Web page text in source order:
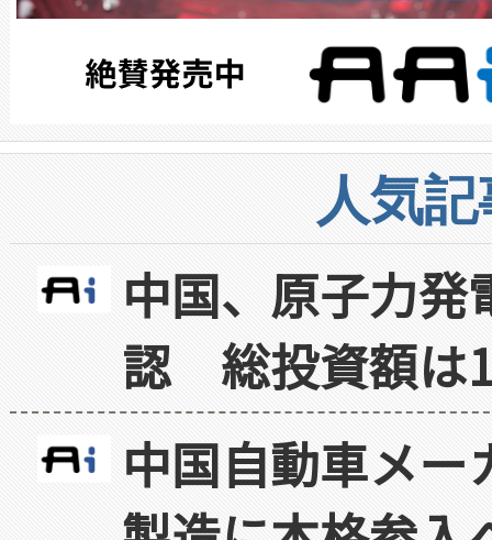
人気
中国、原子力
認 総投資額は
中国自動車メ